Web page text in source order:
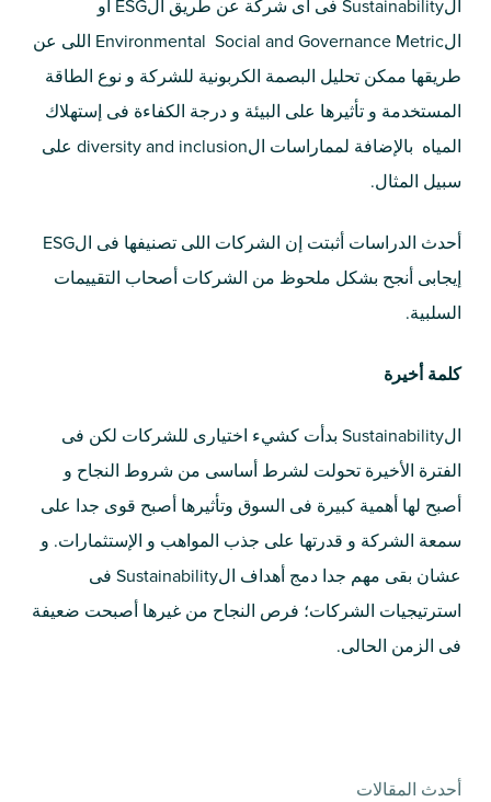
الSustainability فى أى شركة عن طريق الESG أو
الEnvironmental Social and Governance Metric اللى عن
طريقها ممكن تحليل البصمة الكربونية للشركة و نوع الطاقة
المستخدمة و تأثيرها على البيئة و درجة الكفاءة فى إستهلاك
المياه بالإضافة لمماراسات الdiversity and inclusion على
سبيل المثال.
أحدث الدراسات أثبتت إن الشركات اللى تصنيفها فى الESG
إيجابى أنجح بشكل ملحوظ من الشركات أصحاب التقييمات
السلبية.
كلمة أخيرة
الSustainability بدأت كشيء اختيارى للشركات لكن فى
الفترة الأخيرة تحولت لشرط أساسى من شروط النجاح و
أصبح لها أهمية كبيرة فى السوق وتأثيرها أصبح قوى جدا على
سمعة الشركة و قدرتها على جذب المواهب و الإستثمارات. و
عشان بقى مهم جدا دمج أهداف الSustainability فى
استرتيجيات الشركات؛ فرص النجاح من غيرها أصبحت ضعيفة
فى الزمن الحالى.
أحدث المقالات